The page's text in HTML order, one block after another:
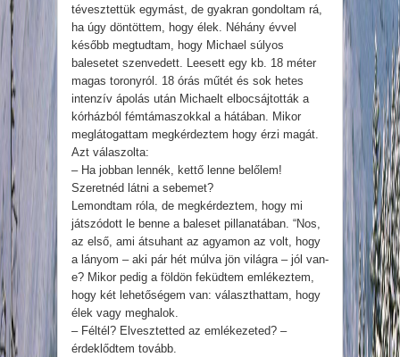
tévesztettük egymást, de gyakran gondoltam rá,
ha úgy döntöttem, hogy élek. Néhány évvel
később megtudtam, hogy Michael súlyos
balesetet szenvedett. Leesett egy kb. 18 méter
magas toronyról. 18 órás műtét és sok hetes
intenzív ápolás után Michaelt elbocsájtották a
kórházból fémtámaszokkal a hátában. Mikor
meglátogattam megkérdeztem hogy érzi magát.
Azt válaszolta:
– Ha jobban lennék, kettő lenne belőlem!
Szeretnéd látni a sebemet?
Lemondtam róla, de megkérdeztem, hogy mi
játszódott le benne a baleset pillanatában. “Nos,
az első, ami átsuhant az agyamon az volt, hogy
a lányom – aki pár hét múlva jön világra – jól van-
e? Mikor pedig a földön feküdtem emlékeztem,
hogy két lehetőségem van: választhattam, hogy
élek vagy meghalok.
– Féltél? Elvesztetted az emlékezeted? –
érdeklődtem tovább.